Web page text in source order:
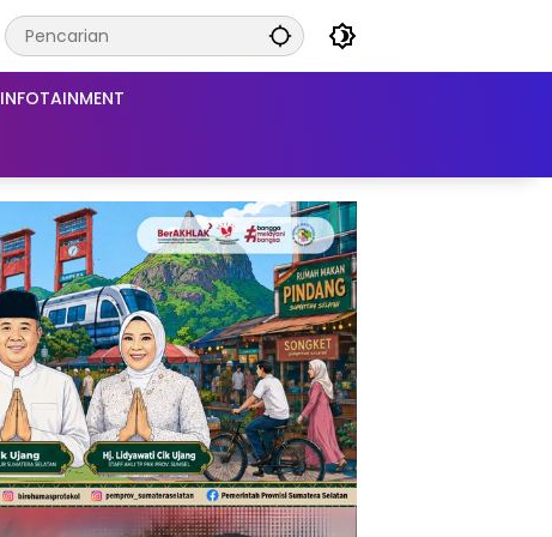
INFOTAINMENT